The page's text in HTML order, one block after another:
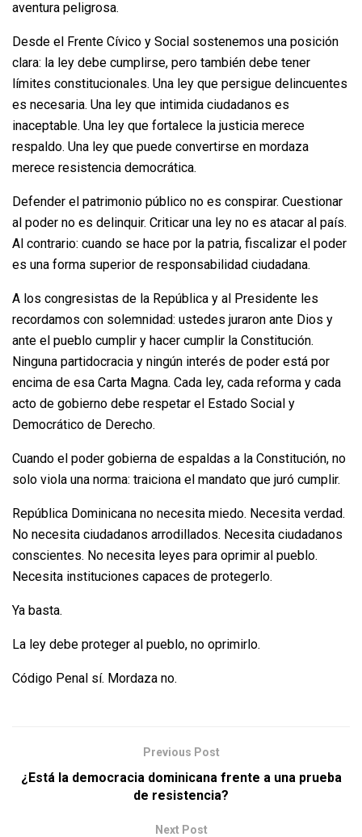
aventura peligrosa.
Desde el Frente Cívico y Social sostenemos una posición
clara: la ley debe cumplirse, pero también debe tener
límites constitucionales. Una ley que persigue delincuentes
es necesaria. Una ley que intimida ciudadanos es
inaceptable. Una ley que fortalece la justicia merece
respaldo. Una ley que puede convertirse en mordaza
merece resistencia democrática.
Defender el patrimonio público no es conspirar. Cuestionar
al poder no es delinquir. Criticar una ley no es atacar al país.
Al contrario: cuando se hace por la patria, fiscalizar el poder
es una forma superior de responsabilidad ciudadana.
A los congresistas de la República y al Presidente les
recordamos con solemnidad: ustedes juraron ante Dios y
ante el pueblo cumplir y hacer cumplir la Constitución.
Ninguna partidocracia y ningún interés de poder está por
encima de esa Carta Magna. Cada ley, cada reforma y cada
acto de gobierno debe respetar el Estado Social y
Democrático de Derecho.
Cuando el poder gobierna de espaldas a la Constitución, no
solo viola una norma: traiciona el mandato que juró cumplir.
República Dominicana no necesita miedo. Necesita verdad.
No necesita ciudadanos arrodillados. Necesita ciudadanos
conscientes. No necesita leyes para oprimir al pueblo.
Necesita instituciones capaces de protegerlo.
Ya basta.
La ley debe proteger al pueblo, no oprimirlo.
Código Penal sí. Mordaza no.
Previous Post
¿Está la democracia dominicana frente a una prueba
de resistencia?
Next Post